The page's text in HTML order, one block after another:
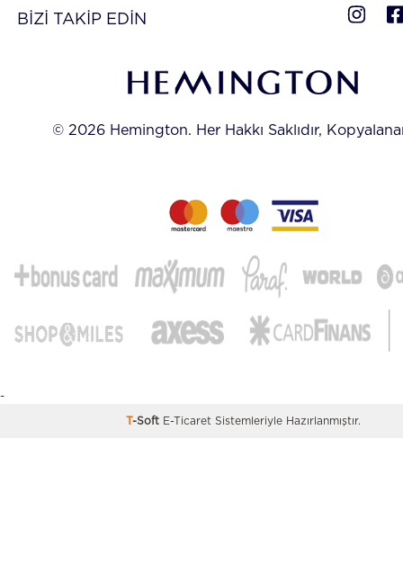
BİZİ TAKİP EDİN
© 2026 Hemington. Her Hakkı Saklıdır,
-
T-Soft E-TicaretSistemleriyle Hazırlanmıştır.